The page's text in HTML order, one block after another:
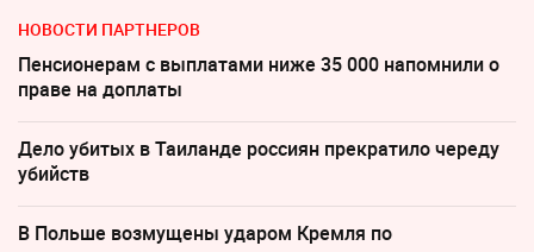
НОВОСТИ ПАРТНЕРОВ
Пенсионерам с выплатами ниже 35 000 напомнили о
праве на доплаты
Дело убитых в Таиланде россиян прекратило череду
убийств
В Польше возмущены ударом Кремля по